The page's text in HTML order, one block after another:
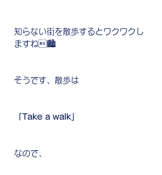
知らない街を散歩するとワクワクし
ますね🏙
そうです、散歩は
「Take a walk」
なので、